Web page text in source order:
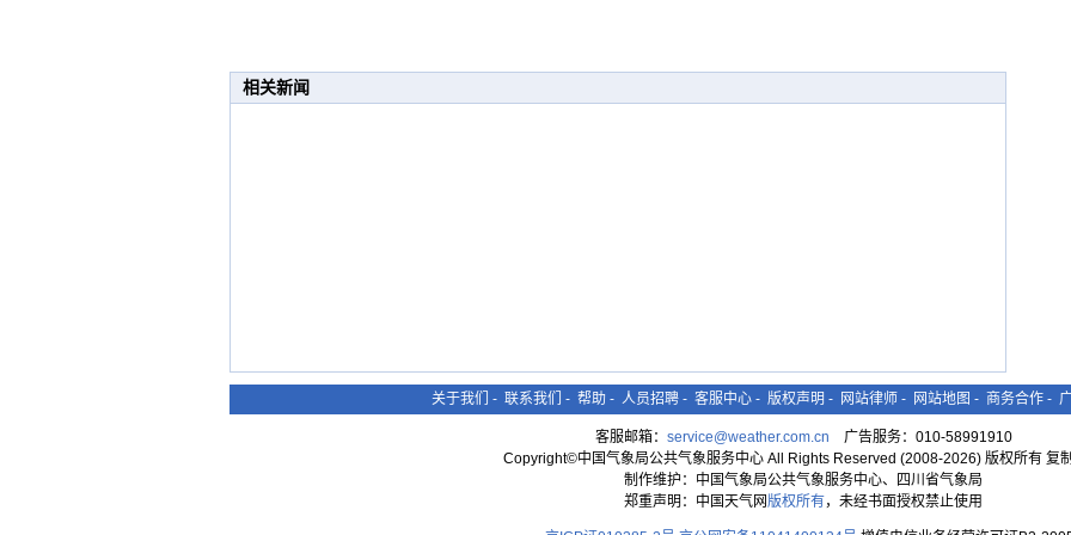
相关新闻
关于我们 - 联系我们 - 帮助 - 人员招聘 - 客服中心 - 版权声明 - 网站律师 - 网站地图 - 商务合作 -
客服邮箱： service@weather.com.cn 广告服务：010-58991910
Copyright©中国气象局公共气象服务中心 All Rights Reserved (2008-2026) 版权所有 复
制作维护：中国气象局公共气象服务中心、四川省气象局
郑重声明：中国天气网版权所有，未经书面授权禁止使用